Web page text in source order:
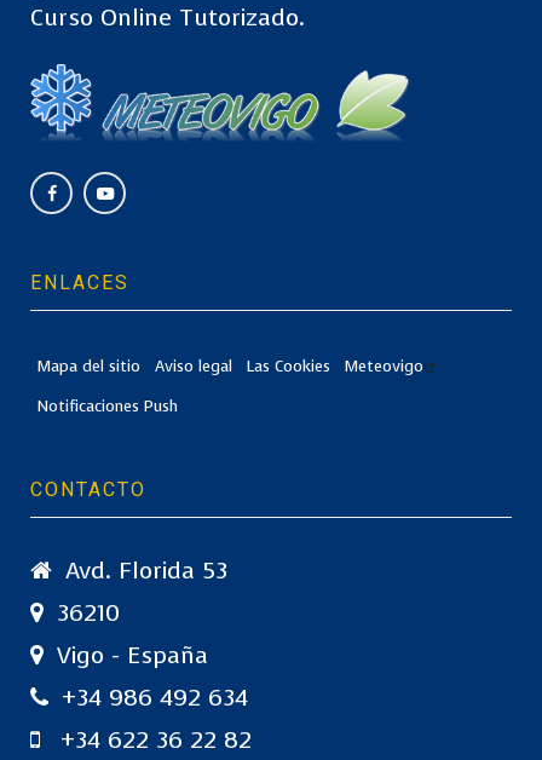
Curso Online Tutorizado.
ENLACES
Mapa del sitio Aviso legal Las Cookies
Meteovigo
Notificaciones Push
CONTACTO
Avd. Florida 53
36210
Vigo - España
+34 986 492 634
+34 622 36 22 82